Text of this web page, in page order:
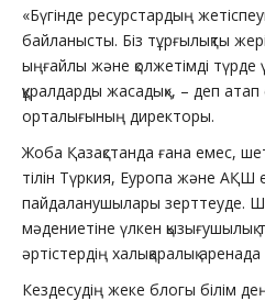
«Бүгінде ресурстардың
байланысты. Біз тұрғылықты
ыңғайлы және қолжетімді түрде
құралдарды жасадық», – деп атап
орталығының директоры.
Жоба Қазақстанда ғана емес,
тілін Түркия, Еуропа және АҚШ
пайдаланушылары зерттеуде.
мәдениетіне үлкен қызығушылық
әртістердің халықаралық
Кездесудің жеке блогы білім